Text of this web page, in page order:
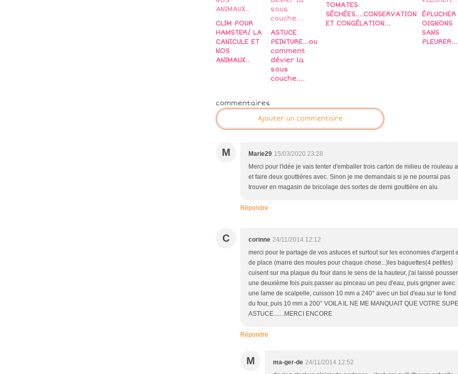
CLIM POUR
HAMSTER/ LA
CANICULE ET
NOS
ANIMAUX..
ASTUCE
PEINTURE...ou
comment
dévier la
sous
couche....
TOMATES
SÉCHÉES....CONSERVATION
ET CONGÉLATION...
ÉPLUCHER
OIGNONS
SANS
PLEURER...
commentaires
Ajouter un commentaire
M Marie29 15/03/2020 23:28
Merci pour l'idée je vais tenter d'emballer trois carton de milieu de rouleau
et faire deux gouttières avec. Sinon je me demandais si je ne pourrai pas
trouver en magasin de bricolage des sortes de demi gouttière en alu.
Répondre
C corinne 24/11/2014 12:12
merci pour le partage de vos astuces et surtout sur les economies d'argent
de place (marre des moules pour chaque chose...)les baguettes(4 petites)
cuisent sur ma plaque du four dans le sens de la hauteur, j'ai laissé pousser
une deuxième fois puis passer au pinceau un peu d'eau, puis grigner avec
une lame de scalpelle, cuisson 10 mm a 240° avec un bol d'eau sur le fond
du four, puis 10 mm a 200° VOILA IL NE ME MANQUAIT QUE VOTRE
ASTUCE.......MERCI ENCORE
Répondre
M ma-ger-de 24/11/2014 12:52